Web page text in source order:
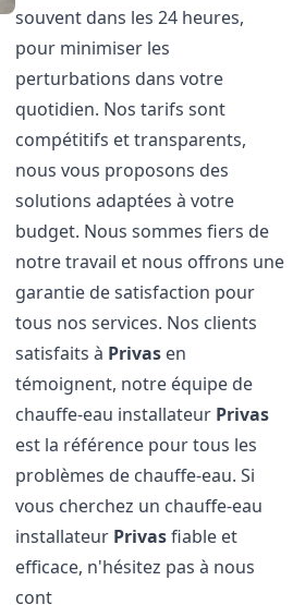
souvent dans les 24 heures,
pour minimiser les
perturbations dans votre
quotidien. Nos tarifs sont
compétitifs et transparents,
nous vous proposons des
solutions adaptées à votre
budget. Nous sommes fiers de
notre travail et nous offrons une
garantie de satisfaction pour
tous nos services. Nos clients
satisfaits à Privas en
témoignent, notre équipe de
chauffe-eau installateur Privas
est la référence pour tous les
problèmes de chauffe-eau. Si
vous cherchez un chauffe-eau
installateur Privasfiable et
efficace, n'hésitez pas à nous
cont